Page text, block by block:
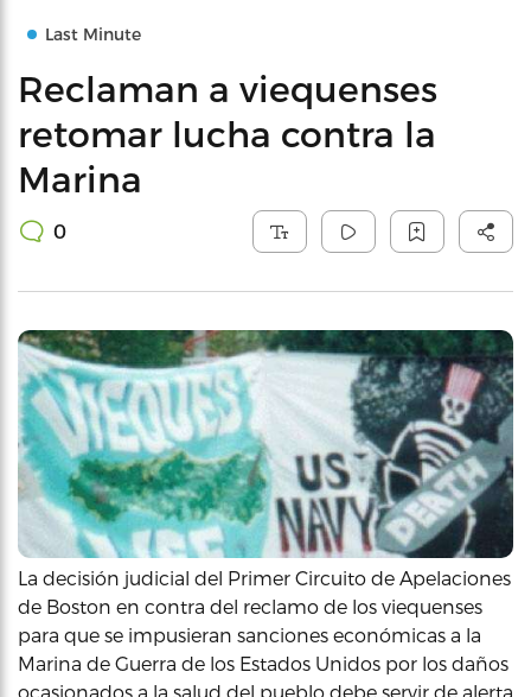
Last Minute
Reclaman a viequenses
retomar lucha contra la
Marina
0
La decisión judicial del Primer Circuito de Apelaciones
de Boston en contra del reclamo de los viequenses
para que se impusieran sanciones económicas a la
Marina de Guerra de los Estados Unidos por los daños
ocasionados a la salud del pueblo debe servir de alerta